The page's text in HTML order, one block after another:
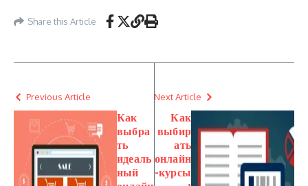
Share this Article
Previous Article
Как
выбра
ть
идеаль
ный
Next Article
Как
выбир
ать
онлайн
-курсы